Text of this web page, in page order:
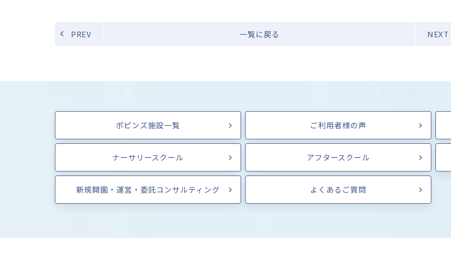
PREV 一覧に戻る NEXT
ポピンズ施設一覧 ご利用者様の声
ナーサリースクール アフタースクール
新規開園・運営・委託コンサルティング よくあるご質問